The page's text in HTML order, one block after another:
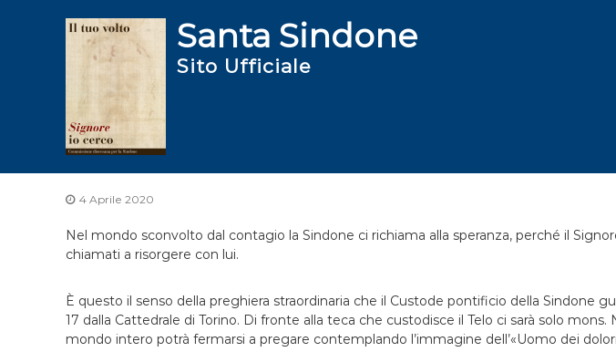
Santa Sindone
Sito Ufficiale
4 Aprile 2020
Nel mondo sconvolto dal contagio la Sindone ci richiama alla speranza, perché il
chiamati a risorgere con lui.
È questo il senso della preghiera straordinaria che il Custode pontificio della Sindone
17 dalla Cattedrale di Torino. Di fronte alla teca che custodisce il Telo ci sarà solo mons.
mondo intero potrà fermarsi a pregare contemplando l’immagine dell’«Uomo dei